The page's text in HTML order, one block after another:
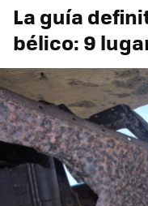
La guía
bélico: 9